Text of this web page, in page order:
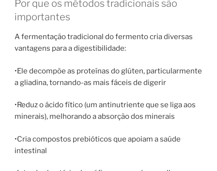
Por que os métodos tradicionais são
importantes
A fermentação tradicional do fermento cria diversas
vantagens para a digestibilidade:
•Ele decompõe as proteínas do glúten, particularmente
a gliadina, tornando-as mais fáceis de digerir
•Reduz o ácido fítico (um antinutriente que se liga aos
minerais), melhorando a absorção dos minerais
•Cria compostos prebióticos que apoiam a saúde
intestinal